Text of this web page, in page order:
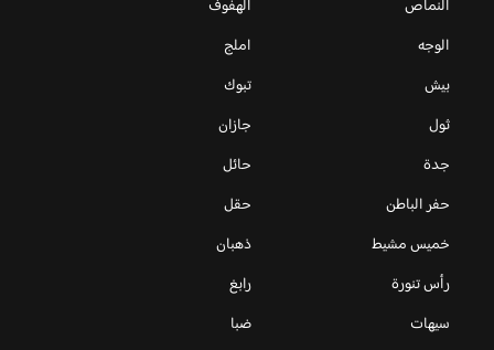
النماص
الهفوف
الوجه
املج
بيش
تبوك
ثول
جازان
جدة
حائل
حفر الباطن
حقل
خميس مشيط
ذهبان
رأس تنورة
رابغ
سيهات
ضبا